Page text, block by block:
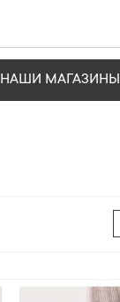
НАШИ МАГАЗИНЫ